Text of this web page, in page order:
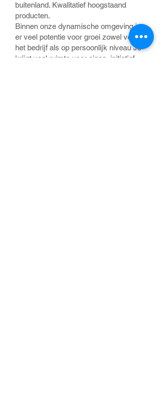
buitenland. Kwalitatief hoogstaand
producten.
Binnen onze dynamische omgeving is
er veel potentie voor groei zowel voor
het bedrijf als op persoonlijk niveau Je
krijgt veel ruimte voor eigen initiatief.